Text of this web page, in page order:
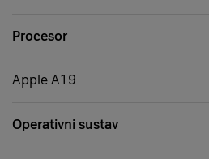
Procesor
Apple A19
Operativni sustav